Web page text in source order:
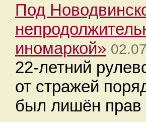
Под
иномаркой»
22-летний
от стражей
был лишён